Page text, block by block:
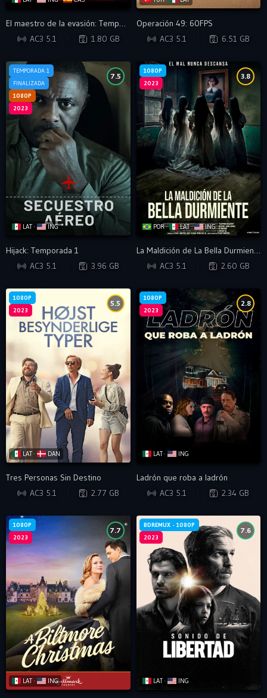
WEB-DL
El maestro de la evasión: Temporada 2
AC3 5.1
1.80 GB BDRIP
Operación 49: 60FPS
AC3 5.1
6.51 GB
TEMPORADA 1
FINALIZADA
1080P
2023
7.5
LAT · ING
WEB-DL
Hijack: Temporada 1
AC3 5.1
3.96 GB
1080P
2023
3.8
POR · LAT · ING
BRRIP
La Maldición de La Bella Durmiente
AC3 5.1
2.60 GB
1080P
2023
5.5
LAT · DAN
WEB-DL
Tres Personas Sin Destino
AC3 5.1
2.77 GB
1080P
2023
2.8
LAT · ING
WEB-DL
Ladrón que roba a ladrón
AC3 5.1
2.34 GB
1080P
2023
7.7
LAT · ING
BDREMUX - 1080P
2023
7.6
LAT · ING